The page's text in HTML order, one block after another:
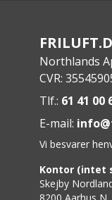
Northlands
CVR:
Tlf.: 61 41 00
E-mail:
Vi besvarer
Kontor (intet
Skejby